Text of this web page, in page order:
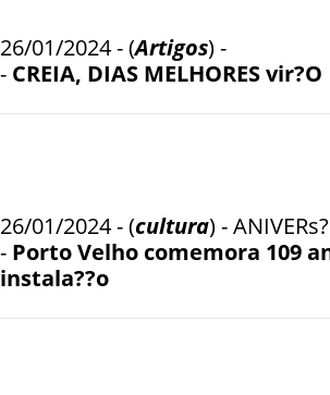
26/01/2024 - (Artigos) -
- CREIA, DIAS MELHORES vir?O
26/01/2024 - (cultura) -
- Porto Velho comemora 109
instala??o